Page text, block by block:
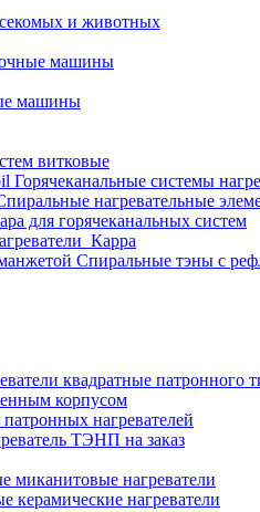
и животных
машины
машины
витковые
Горячеканальные системы
нагревательные
для горячеканальных систем
Спиральные тэны с
квадратные патронного
корпусом
нагревателей
ТЭНП на заказ
миканитовые нагреватели
керамические нагреватели